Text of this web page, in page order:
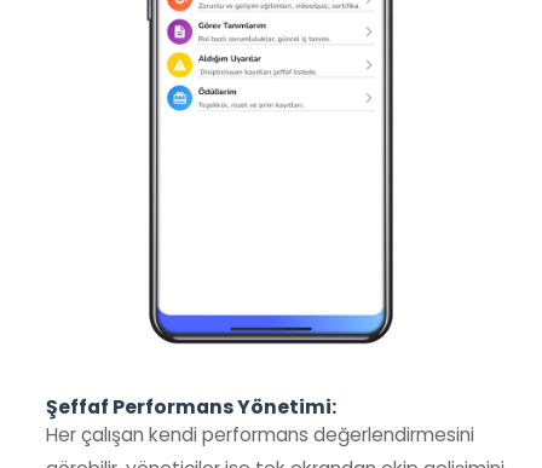
Şeffaf Performans Yönetimi:
Her çalışan kendi performans değerlendirmesini